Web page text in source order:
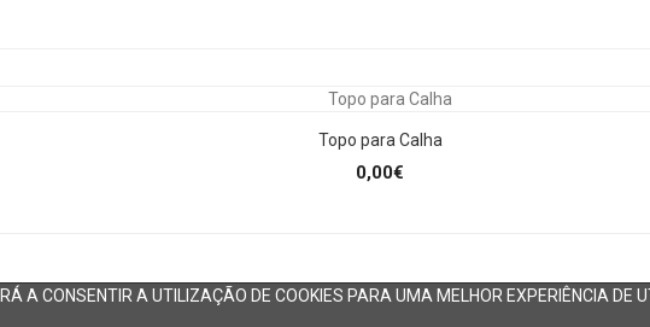
Topo para Calha
0,00€
A CONSENTIR A UTILIZAÇÃO DE COOKIES PARA UMA MELHOR EXPERIÊNCIA DE